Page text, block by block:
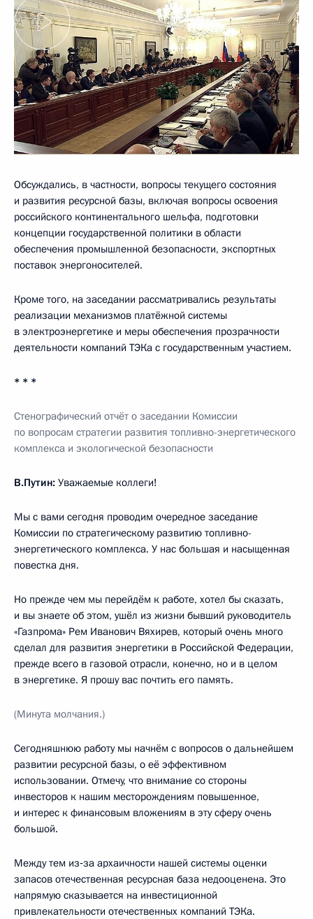
Обсуждались, в частности, вопросы текущего состояния
и развития ресурсной базы, включая вопросы освоения
российского континентального шельфа, подготовки
концепции государственной политики в области
обеспечения промышленной безопасности, экспортных
поставок энергоносителей.
Кроме того, на заседании рассматривались результаты
реализации механизмов платёжной системы
в электроэнергетике и меры обеспечения прозрачности
деятельности компаний ТЭКа с государственным участием.
* * *
Стенографический отчёт о заседании Комиссии
по вопросам стратегии развития топливно-энергетического
комплекса и экологической безопасности
В.Путин: Уважаемые коллеги!
Мы с вами сегодня проводим очередное заседание
Комиссии по стратегическому развитию топливно-
энергетического комплекса. У нас большая и насыщенная
повестка дня.
Но прежде чем мы перейдём к работе, хотел бы сказать,
и вы знаете об этом, ушёл из жизни бывший руководитель
«Газпрома» Рем Иванович Вяхирев, который очень много
сделал для развития энергетики в Российской Федерации,
прежде всего в газовой отрасли, конечно, но и в целом
в энергетике. Я прошу вас почтить его память.
(Минута молчания.)
Сегодняшнюю работу мы начнём с вопросов о дальнейшем
развитии ресурсной базы, о её эффективном
использовании. Отмечу, что внимание со стороны
инвесторов к нашим месторождениям повышенное,
и интерес к финансовым вложениям в эту сферу очень
большой.
Между тем из‑за архаичности нашей системы оценки
запасов отечественная ресурсная база недооценена. Это
напрямую сказывается на инвестиционной
привлекательности отечественных компаний ТЭКа.